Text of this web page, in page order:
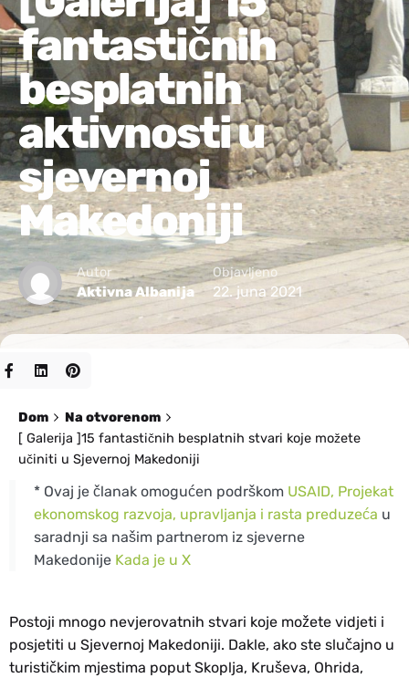
fantastičnih
besplatnih
aktivnosti u
sjevernoj
Makedoniji
Autor
Aktivna Albanija
Objavljeno
22. juna 2021
Dom
Na otvorenom
[ Galerija ]15 fantastičnih besplatnih stvari koje možete
učiniti u Sjevernoj Makedoniji
* Ovaj je članak omogućen podrškom USAID, Projekat
ekonomskog razvoja, upravljanja i rasta preduzeća u
saradnji sa našim partnerom iz sjeverne
Makedonije Kada je u X
Postoji mnogo nevjerovatnih stvari koje možete vidjeti i
posjetiti u Sjevernoj Makedoniji. Dakle, ako ste slučajno u
turističkim mjestima poput Skoplja, Kruševa, Ohrida,